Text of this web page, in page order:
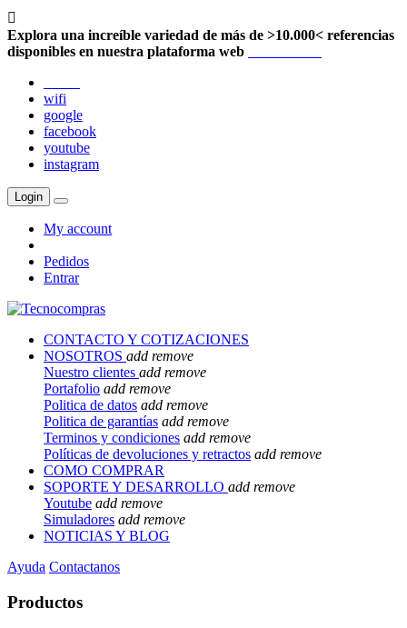

Explora una increíble variedad de más de >10.000< referencias
disponibles en nuestra plataforma web
wifi
google
facebook
youtube
instagram
Login
My account
Pedidos
Entrar
CONTACTO Y COTIZACIONES
NOSOTROS add remove
Nuestro clientes add remove
Portafolio add remove
Politica de datos add remove
Politica de garantías add remove
Terminos y condiciones add remove
Políticas de devoluciones y retractos add remove
COMO COMPRAR
SOPORTE Y DESARROLLO add remove
Youtube add remove
Simuladores add remove
NOTICIAS Y BLOG
Ayuda Contactanos
Productos